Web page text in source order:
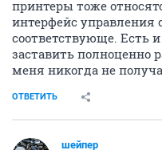
принтеры тоже
интерфейс управления
соответствующе. Есть
заставить полноценно
меня никогда не
ОТВЕТИТЬ
шейпер